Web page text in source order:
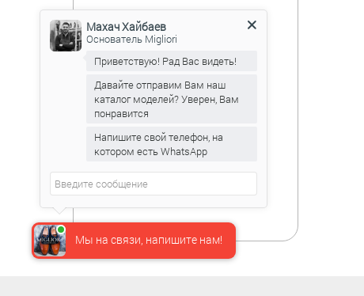
Мы на связи, напишите нам!
Махач Хайбаев
Основатель Migliori
Приветствую! Рад Вас видеть!
Давайте отправим Вам наш
каталог моделей? Уверен, Вам
понравится
Напишите свой телефон, на
котором есть WhatsApp